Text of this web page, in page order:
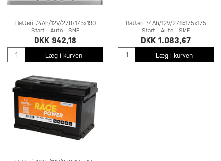
Batteri 74Ah/12V/278x175x190
Start - Auto - SMF
DKK 942,18
Læg i kurven
Batteri 74Ah/12V/278x175x175
Start - Auto - SMF
DKK 1.083,67
Læg i kurven